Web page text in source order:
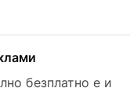
безплатно е и